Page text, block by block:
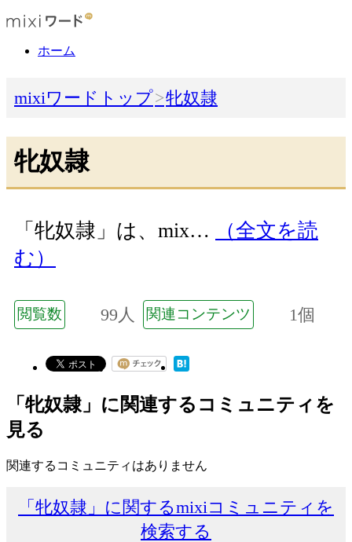
ホーム
mixiワードトップ 牝奴隷
牝奴隷
「牝奴隷」は、mix…
（全文を読
む）
閲覧数 99人 関連コンテンツ 1個
「牝奴隷」に関連するコミュニティを
見る
関連するコミュニティはありません
「牝奴隷」に関するmixiコミュニティを
検索する